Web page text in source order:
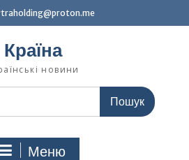
Країна
новини
Меню